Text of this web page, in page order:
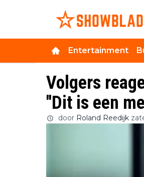
Entertainment
Volgers
''Dit is een
door Roland Reedijk